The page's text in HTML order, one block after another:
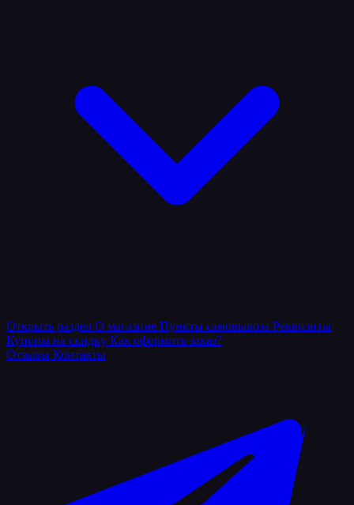
Открыть раздел О магазине Пункты самовывоза Реквизиты
Купоны на скидку Как оформить заказ?
Отзывы Контакты